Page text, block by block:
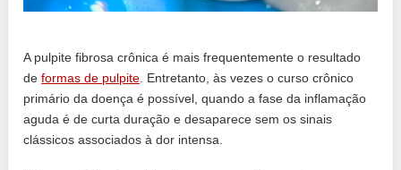
A pulpite fibrosa crônica é mais frequentemente o resultado
deformas de pulpite. Entretanto, às vezes o curso crônico
primário da doença é possível, quando a fase da inflamação
aguda é de curta duração e desaparece sem os sinais
clássicos associados à dor intensa.